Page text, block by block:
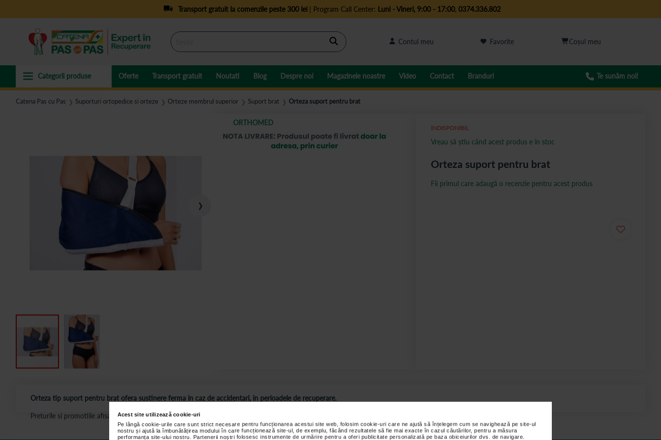
Acest site utilizează cookie-uri
Pe lângă cookie-urile care sunt strict necesare pentru funcționarea acestui site web, folosim cookie-uri care ne ajută să înțelegem cum se navighează pe site-ul
nostru și ajută la îmbunătățirea modului în care funcționează site-ul, de exemplu, făcând rezultatele să fie mai exacte în cazul căutărilor, pentru a măsura
performanța site-ului nostru. Partenerii noștri folosesc instrumente de urmărire pentru a oferi publicitate personalizată pe baza obiceiurilor dvs. de navigare.
Transport gratuit la comenzile peste 300 lei| Program Call Center: Luni - Vineri, 9:00 - 17:00, 0374.336.802
Cautare Contul meu Favorite
Oferte Transport gratuit Noutati Blog Despre noi Magazinele noastre Video Contact Branduri Te sunăm noi!
Catena Pas cu Pas ❯ Suporturi ortopedice si orteze ❯ Orteze membrul superior ❯ Suport brat ❯ Orteza suport pentru brat
ORTHOMED
Orteza tip suport pentru brat ofera sustinere ferma in caz de accidentari, in perioadele de recuperare.
Orteza suport pentru brat
INDISPONIBIL
Fii primul care adaugă o recenzie pentru acest produs
Vreau să știu când acest produs e în stoc
Preturile si promotiile afisate pe site in dreptul fiecarui produs sunt valabile pentru comenzile efectuate online.